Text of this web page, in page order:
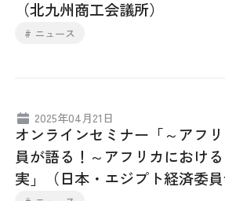
（北九州商工会議所）
# ニュース
2025年04月21日
オンラインセミナー「～アフ
員が語る！～アフリカにおけ
実」（日本・エジプト経済委員